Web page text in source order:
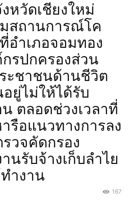
หวัดเชียงใหม่
สถานการณ์โค
อำเภอจอมทอง
รปกครองส่วน
ะชาชนด้านชีวิต
ยู่ไม่ให้ได้รับ
ตลอดช่วงเวลาที่
รือแนวทางการลง
วจคัดกรอง
นรับจ้างเก็บลำไย
ำงาน
167